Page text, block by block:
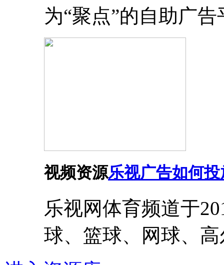
为“聚点”的自助广
视频资源乐视广告如何
乐视网体育频道于
球、篮球、网球、